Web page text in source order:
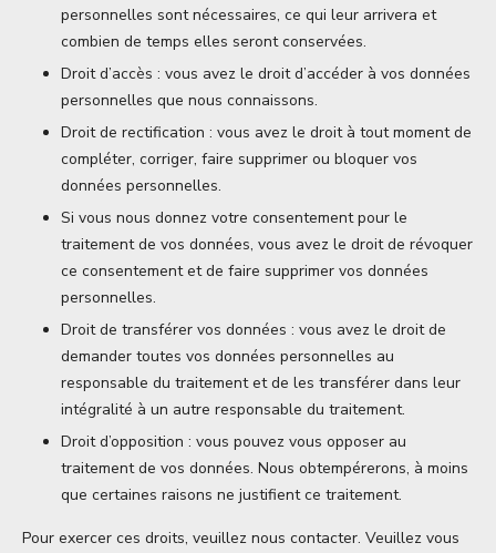
personnelles sont nécessaires, ce qui leur arrivera et
combien de temps elles seront conservées.
Droit d’accès : vous avez le droit d’accéder à vos données
personnelles que nous connaissons.
Droit de rectification : vous avez le droit à tout moment de
compléter, corriger, faire supprimer ou bloquer vos
données personnelles.
Si vous nous donnez votre consentement pour le
traitement de vos données, vous avez le droit de révoquer
ce consentement et de faire supprimer vos données
personnelles.
Droit de transférer vos données : vous avez le droit de
demander toutes vos données personnelles au
responsable du traitement et de les transférer dans leur
intégralité à un autre responsable du traitement.
Droit d’opposition : vous pouvez vous opposer au
traitement de vos données. Nous obtempérerons, à moins
que certaines raisons ne justifient ce traitement.
Pour exercer ces droits, veuillez nous contacter. Veuillez vous